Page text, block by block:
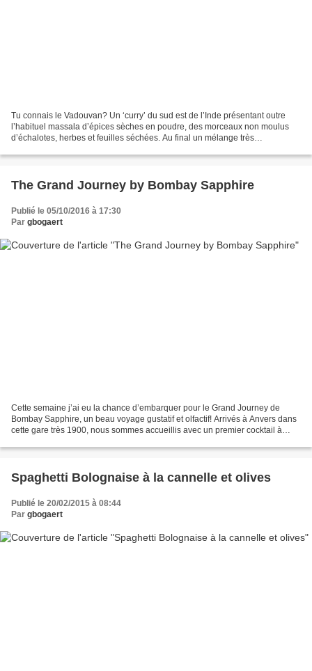
Tu connais le Vadouvan? Un ‘curry’ du sud est de l’Inde présentant outre
l’habituel massala d’épices sèches en poudre, des morceaux non moulus
d’échalotes, herbes et feuilles séchées. Au final un mélange très
The Grand Journey by Bombay Sapphire
Publié le 05/10/2016 à 17:30
Par gbogaert
Cette semaine j’ai eu la chance d’embarquer pour le Grand Journey de
Bombay Sapphire, un beau voyage gustatif et olfactif! Arrivés à Anvers dans
cette gare très 1900, nous sommes accueillis avec un premier cocktail à
Spaghetti Bolognaise à la cannelle et olives
Publié le 20/02/2015 à 08:44
Par gbogaert